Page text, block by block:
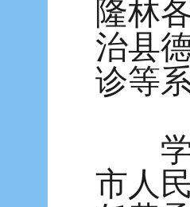
隆林
治县
诊等
学
市人